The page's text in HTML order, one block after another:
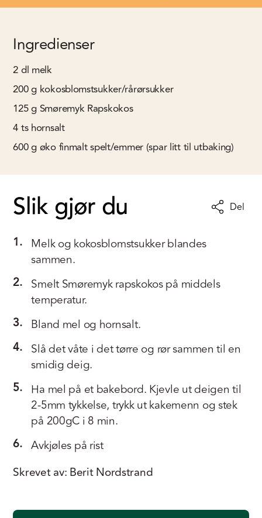
Ingredienser
2dl melk
200g kokosblomstsukker/rårørsukker
125g Smøremyk Rapskokos
4ts hornsalt
600gøko finmalt spelt/emmer (spar litt til utbaking)
Slik gjør du Del
1. Melk og kokosblomstsukker blandes
sammen.
2. Smelt Smøremyk rapskokos på middels
temperatur.
3. Bland mel og hornsalt.
4. Slå det våte i det tørre og rør sammen til en
smidig deig.
5. Ha mel på et bakebord. Kjevle ut deigen til
2-5mm tykkelse, trykk ut kakemenn og stek
på 200gC i 8 min.
6. Avkjøles på rist
Skrevet av: Berit Nordstrand